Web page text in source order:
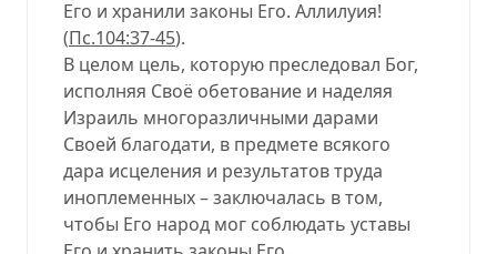
Его и хранили законы Его. Аллилуия!
(Пс.104:37-45).
В целом цель, которую преследовал Бог,
исполняя Своё обетование и наделяя
Израиль многоразличными дарами
Своей благодати, в предмете всякого
дара исцеления и результатов труда
иноплеменных – заключалась в том,
чтобы Его народ мог соблюдать уставы